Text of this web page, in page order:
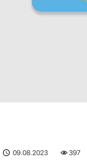
09.08.2023 397